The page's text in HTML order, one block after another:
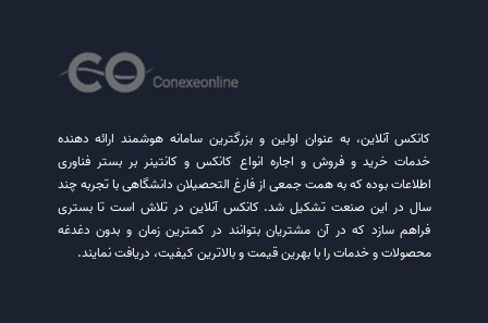
کانکس آنلاین، به عنوان اولین و بزرگترین سامانه هوشمند ارائه دهنده
خدمات خرید و فروش و اجاره انواع کانکس و کانتینر بر بستر فناوری
اطلاعات بوده که به همت جمعی از فارغ التحصیلان دانشگاهی با تجربه چند
سال در این صنعت تشکیل شد. کانکس آنلاین در تلاش است تا بستری
فراهم سازد که در آن مشتریان بتوانند در کمترین زمان و بدون دغدغه
محصولات و خدمات را با بهرین قیمت و بالاترین کیفیت، دریافت نمایند.